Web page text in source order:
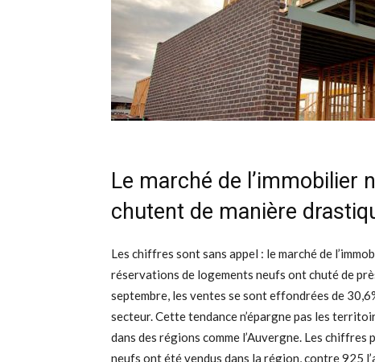
Le marché de l’immobilier
chutent de manière
Les chiffres sont sans appel : le marché de
réservations de logements neufs ont chuté de
septembre, les ventes se sont effondrées de
secteur. Cette tendance n’épargne pas les
dans des régions comme l’Auvergne. Les
neufs ont été vendus dans la région, contre 925